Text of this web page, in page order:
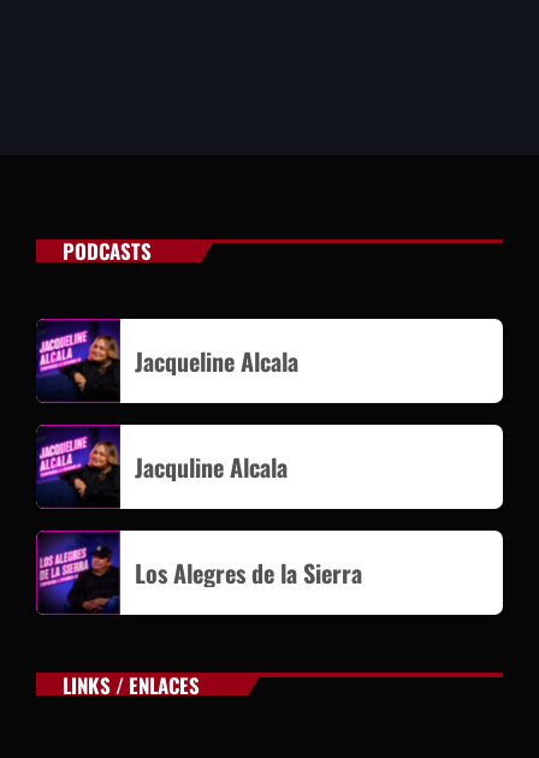
PODCASTS
Jacqueline Alcala
Jacquline Alcala
Los Alegres de la Sierra
LINKS / ENLACES